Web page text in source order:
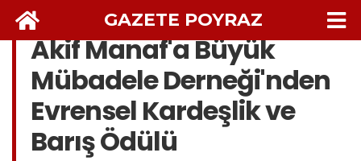
GAZETE POYRAZ
Akif Manaf'a Büyük
Mübadele Derneği'nden
Evrensel Kardeşlik ve
Barış Ödülü